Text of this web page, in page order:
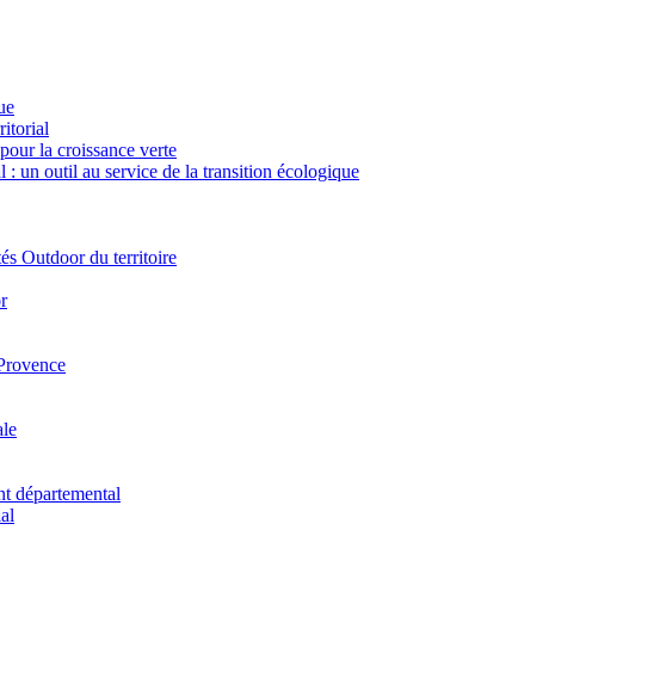
la croissance verte
: un outil au service de la transition écologique
Outdoor du territoire
départemental